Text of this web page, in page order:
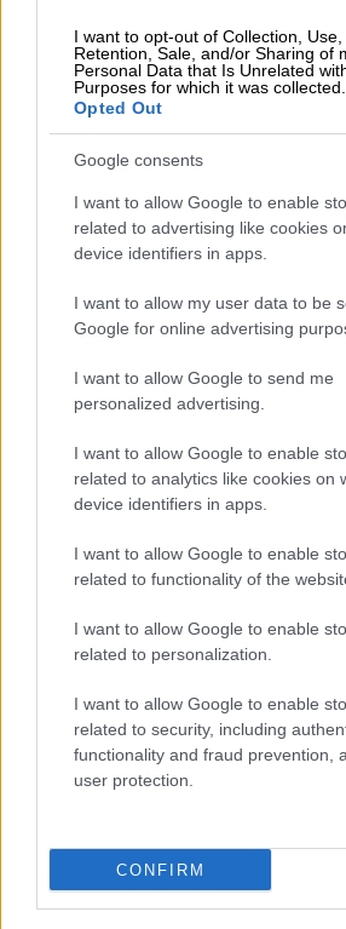
I want to opt-out of Collection, Use,
Retention, Sale, and/or Sharing of
Personal Data that Is Unrelated
Purposes for which it was collected.
Opted Out
Google consents
I want to allow Google to enable
related to advertising like cookies
device identifiers in apps.
I want to allow my user data to be
Google for online advertising
I want to allow Google to send me
personalized advertising.
I want to allow Google to enable
related to analytics like cookies on
device identifiers in apps.
I want to allow Google to enable
related to functionality of the
I want to allow Google to enable
related to personalization.
I want to allow Google to enable
related to security, including
functionality and fraud prevention,
user protection.
CONFIRM
αντιμετωπίζουν συχνά
των εγκαταστάσεων
προσθήκη ενός μεγάλου
φορτίου, χωρίς τις
υποδομών, εγκυμονεί
δημόσια υγεία. Πως είναι
να υποστηρίξει τεχνικά τη
μόνιμους κατοίκους και
4. Κυκλοφοριακή Συμφόρηση
Ασφάλεια επί του ΒΟΑΚ
Το πρώην ΚΤΕΟ βρίσκεται
κυκλοφοριακής πίεσης,
έξοδο της Εθνικής Οδού. Με
έναρξη των μεγάλων
νέο ΒΟΑΚ στο συγκεκριμένο
κυκλοφοριακή παράλυση και
κατακόρυφα την
οδική ασφάλεια.
5. Ιστορική και
συγκεντρώνουν ένα μοναδικό
και αρχαιολογικό απόθεμα,